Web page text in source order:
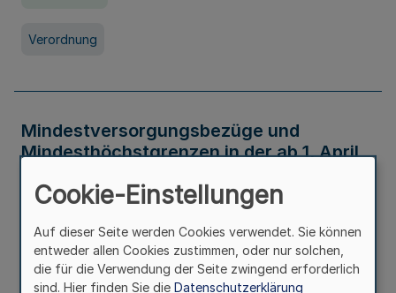
Verordnung
Mindestversorgungsbezüge und
Mindesthöchstgrenzen in der ab 1. April
Verwaltungsvorschrift
Cookie-Einstellungen
Auf dieser Seite werden Cookies verwendet. Sie können
entweder allen Cookies zustimmen, oder nur solchen,
die für die Verwendung der Seite zwingend erforderlich
sind. Hier finden Sie die Datenschutzerklärung